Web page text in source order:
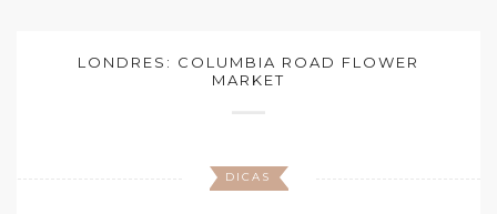
LONDRES: COLUMBIA ROAD FLOWER
MARKET
DICAS